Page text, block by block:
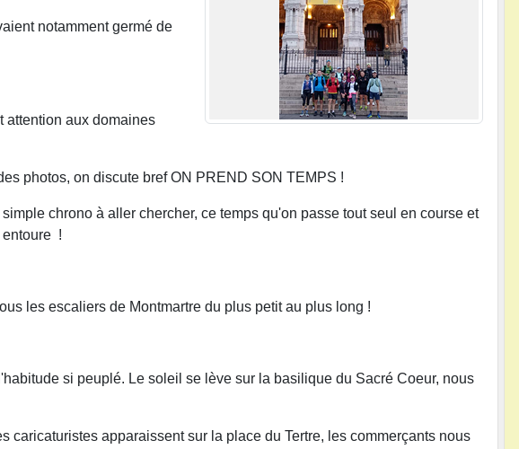
notamment germé de
attention aux domaines
photos, on discute bref ON PREND SON TEMPS !
chrono à aller chercher, ce temps qu'on passe tout seul en course et
entoure !
les escaliers de Montmartre du plus petit au plus long !
si peuplé. Le soleil se lève sur la basilique du Sacré Coeur, nous
apparaissent sur la place du Tertre, les commerçants nous